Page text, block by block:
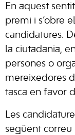
En aquest
premi i s’obre
candidatures.
la ciutadania,
persones o
mereixedores
tasca en favor
Les
següent correu